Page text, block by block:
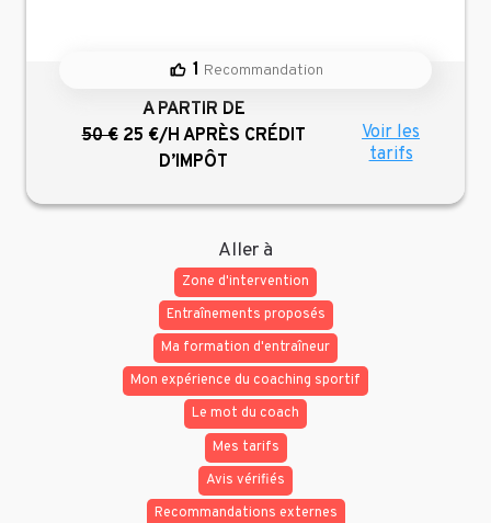
1 Recommandation
A PARTIR DE
50 €25 €/H APRÈS CRÉDIT
D’IMPÔT
Voir les
tarifs
Aller à
Zone d'intervention
Entraînements proposés
Ma formation d'entraîneur
Mon expérience du coaching sportif
Le mot du coach
Mes tarifs
Avis vérifiés
Recommandations externes